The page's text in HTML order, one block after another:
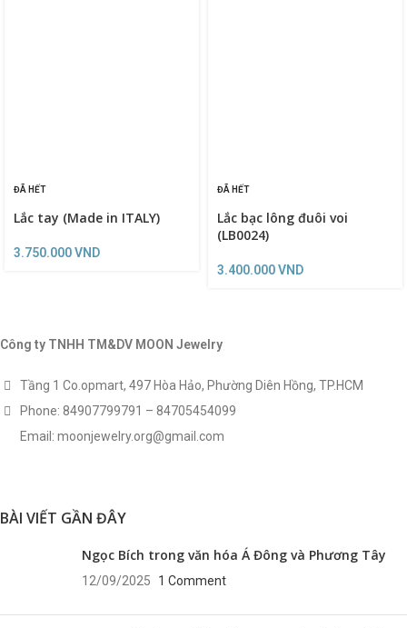
ĐÃ HẾT
Lắc tay (Made in ITALY)
3.750.000VND
ĐÃ HẾT
Lắc bạc lông đuôi voi
(LB0024)
3.400.000VND
Công ty TNHH TM&DV MOON Jewelry
Tầng 1 Co.opmart, 497 Hòa Hảo, Phường Diên Hồng, TP.HCM
Phone: 84907799791 – 84705454099
Email: moonjewelry.org@gmail.com
BÀI VIẾT GẦN ĐÂY
Ngọc Bích trong văn hóa Á Đông và Phương Tây
12/09/2025 1 Comment